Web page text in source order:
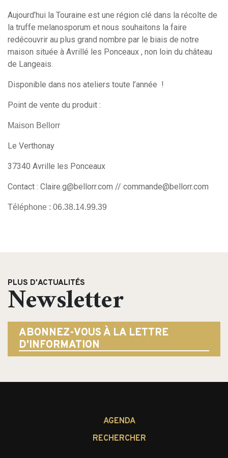
Aujourd’hui la Touraine est une région clé dans la récolte de
la truffe melanosporum et nous souhaitons la faire
redécouvrir au plus grand nombre par le biais de notre
maison située à Avrillé les Ponceaux , non loin du château
de Langeais.
Disponible dans nos ateliers toute l’année !
Point de vente du produit :
Maison Bellorr
Le Verthonay
37340 Avrille les Ponceaux
Contact : Claire.g@bellorr.com // commande@bellorr.com
Téléphone : 06.38.14.99.39
PLUS D'ACTUALITÉS
Newsletter
ABONNEZ-VOUS À LA LETTRE
D'INFORMATION
AGENDA
RECHERCHER